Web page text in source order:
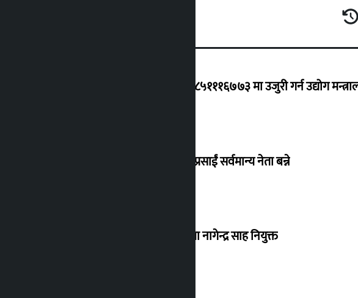
ग्यासको कृत्रिम अभाव र कालोबजारी भए ९८५१११६७७३ मा उजुरी गर्न उद्योग
जय नेपाल पार्टी दर्ता गर्दै धवलशमशेर, दुर्गा प्रसाईं सर्वमान्य नेता बन्ने
नेपाल आयल निगमको कार्यकारी निर्देशकमा नागेन्द्र साह नियुक्त